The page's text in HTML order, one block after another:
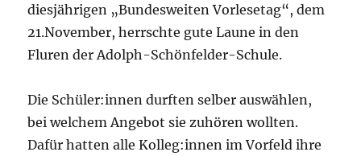
diesjährigen „Bundesweiten Vorlesetag“, dem
21.November, herrschte gute Laune in den
Fluren der Adolph-Schönfelder-Schule.
Die Schüler:innen durften selber auswählen,
bei welchem Angebot sie zuhören wollten.
Dafür hatten alle Kolleg:innen im Vorfeld ihre